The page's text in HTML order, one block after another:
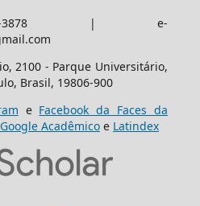
3878 | e-
2100 - Parque Universitário,
Brasil, 19806-900
e Facebook da Faces da
Google Acadêmicoe Latindex